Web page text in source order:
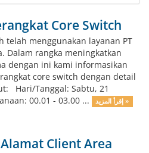
Core Switch
telah menggunakan layanan PT
Dalam rangka meningkatkan
dengan ini kami informasikan
core switch dengan detail
Hari/Tanggal: Sabtu, 21
00.01 - 03.00 ...
إقرأ المزيد »
Client Area